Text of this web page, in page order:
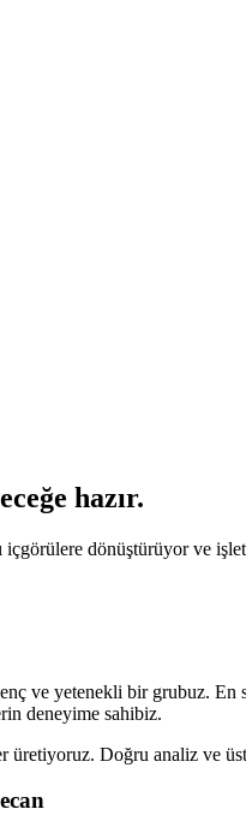
hazır.
dönüştürüyor ve
ve yetenekli bir grubuz.
deneyime sahibiz.
Doğru analiz ve